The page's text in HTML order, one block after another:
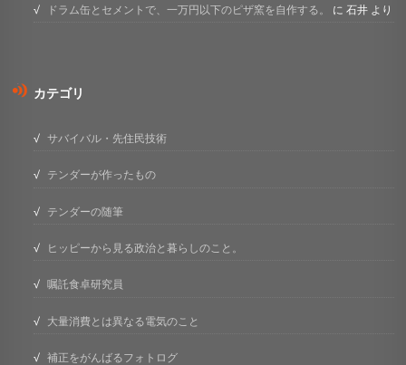
ドラム缶とセメントで、一万円以下のピザ窯を自作する。 に石井 より
カテゴリ
サバイバル・先住民技術
テンダーが作ったもの
テンダーの随筆
ヒッピーから見る政治と暮らしのこと。
嘱託食卓研究員
大量消費とは異なる電気のこと
補正をがんばるフォトログ